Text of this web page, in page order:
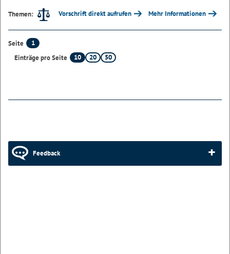
Themen:
Vorschrift direkt aufrufen Mehr Informationen
Seite
1
Einträge pro Seite
10 20 50
Feedback